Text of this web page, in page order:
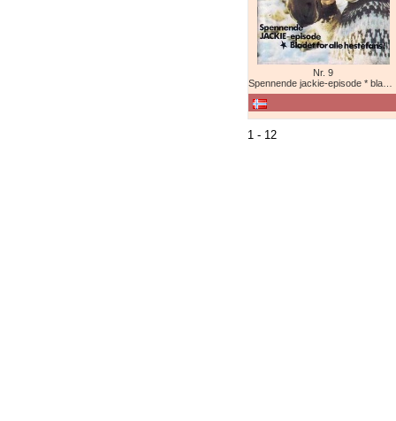
Nr. 9
Spennende jackie-episode * bladet for alle hestefans!
1 - 12